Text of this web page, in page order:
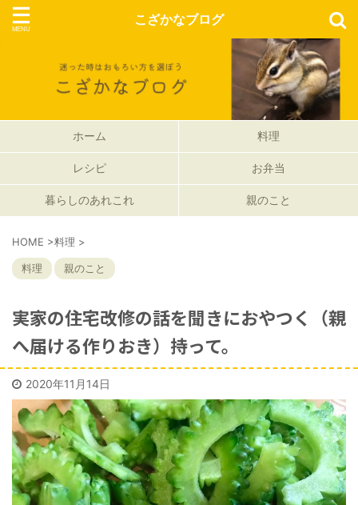
こざかなブログ
ホーム 料理
レシピ お弁当
暮らしのあれこれ 親のこと
HOME >料理 >
料理 親のこと
実家の住宅改修の話を聞きにおやつく（親
へ届ける作りおき）持って。
2020年11月14日